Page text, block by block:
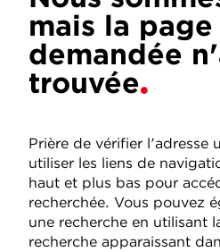
mais la page
demandée
trouvée
Prière de vérifier l'adresse
utiliser les liens de
haut et plus bas pour
recherchée. Vous pouvez
une recherche en utilisant
recherche apparaissant